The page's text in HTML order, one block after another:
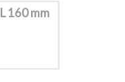
L 160 mm